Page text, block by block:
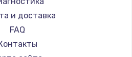
900 руб.
и доставка
FAQ